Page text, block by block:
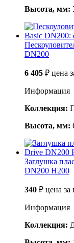
Высота, мм:
DN200
6 405 ₽ цена
Информация
Коллекция:
Высота, мм:
Заглушка
DN200 H200
340 ₽ цена за
Информация
Коллекция: